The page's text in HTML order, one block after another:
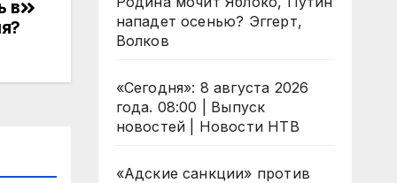
в
нападет осенью? Эггерт,
Волков
«Сегодня»: 8 августа 2026
года. 08:00 | Выпуск
новостей | Новости НТВ
«Адские санкции» против